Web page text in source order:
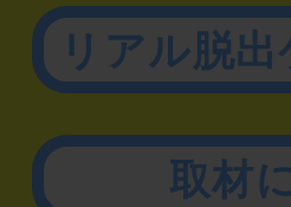
リアル脱
取材